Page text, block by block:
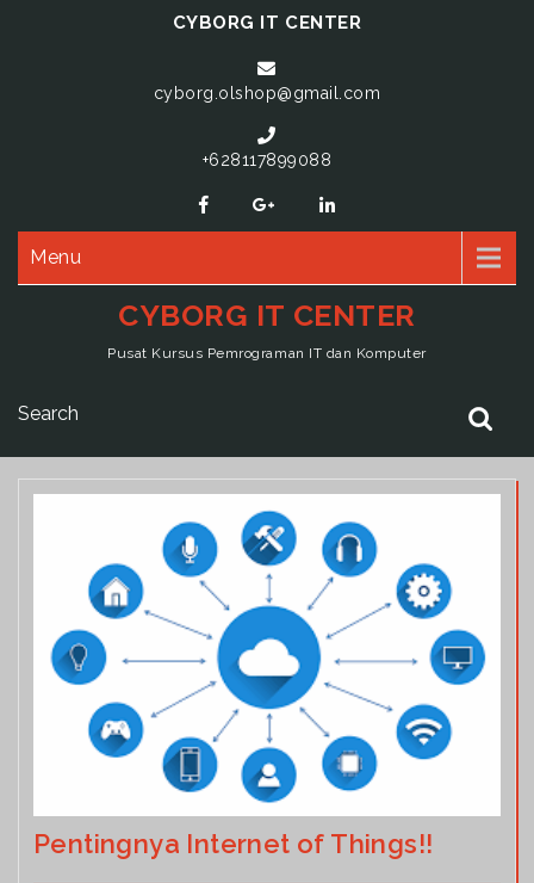
CYBORG IT CENTER
cyborg.olshop@gmail.com
+628117899088
Menu
CYBORG IT CENTER
Pusat Kursus Pemrograman IT dan Komputer
Pentingnya Internet of Things!!